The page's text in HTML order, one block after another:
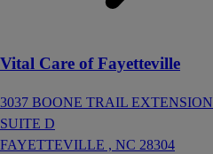
Vital Care of Fayetteville
3037 BOONE TRAIL EXTENSION
SUITE D
FAYETTEVILLE , NC 28304